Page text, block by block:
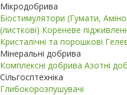
Мікродобрива
Біостимулятори (Гумати,
(листкові) Кореневе
Кристалічні та порошкові
Мінеральні добрива
Комплексні добрива Азотні
Сільгосптехніка
Глибокорозпушувачі